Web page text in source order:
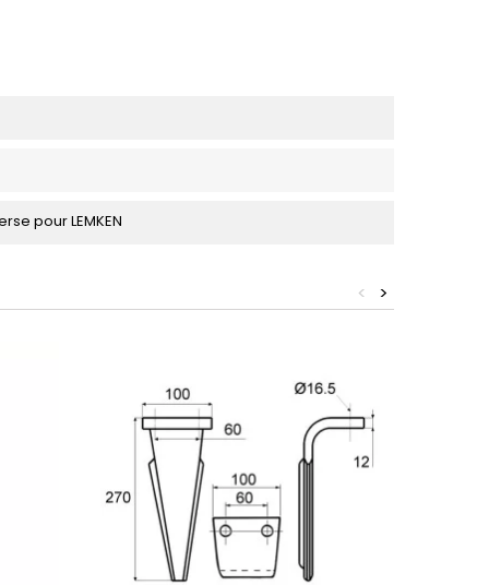
pour LEMKEN
>
<